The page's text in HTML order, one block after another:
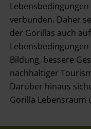
verbunden. Daher
der Gorillas auch
Bildung, bessere
nachhaltiger
Darüber hinaus
Gorilla Lebensraum